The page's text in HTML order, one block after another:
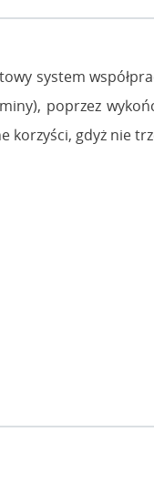
system
poprzez
korzyści, gdyż nie